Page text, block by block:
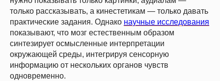
только рассказывать, а кинестетикам — только давать
практические задания. Однако научные исследования
показывают, что мозг естественным образом
синтезирует осмысленные интерпретации
окружающей среды, интегрируя сенсорную
информацию от нескольких органов чувств
одновременно.